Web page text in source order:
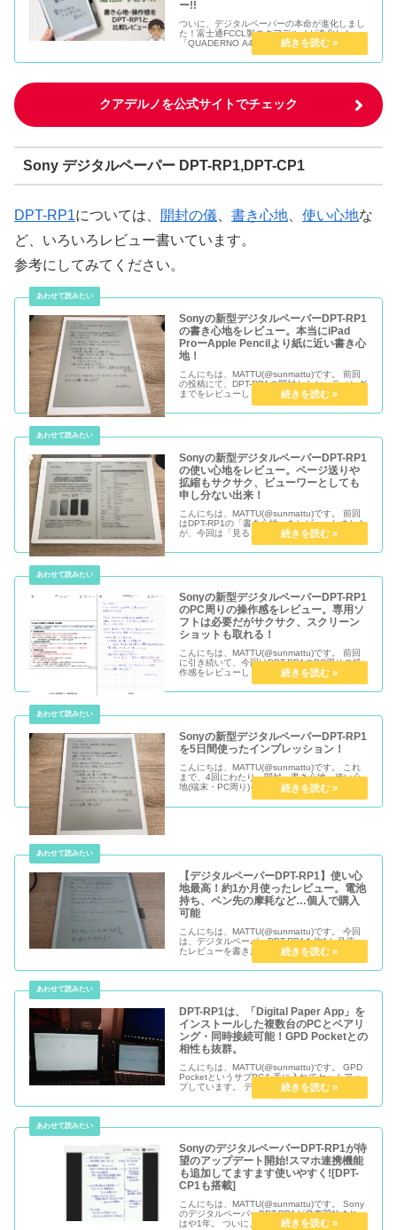
ー!!
ついに、デジタルペーパーの本命が進化しまし
た！富士通FCCL製のクアデルノが進化した
「QUADERNO A4/A5(第2世代)」を発売開始し
ました。 以前、ソニーのデジタルペーパー
「DPT-RP1」(A4判)をレビューしましたが、ビ
クアデルノを公式サイトでチェック
Sony デジタルペーパー DPT-RP1,DPT-CP1
DPT-RP1については、 開封の儀 書き心地 使い心地な
ど、いろいろレビュー書いています。
参考にしてみてください。
Sonyの新型デジタルペーパーDPT-RP1
の書き心地をレビュー。本当にiPad
ProーApple Pencilより紙に近い書き心
地！
こんにちは、MATTU(@sunmattu)です。 前回
の投稿にて、DPT-RP1の開封からセッティング
までをレビューしました。 今回は、書き心地を
中心にレビューしていきたいと思います。
Sonyの新型デジタルペーパーDPT-RP1
の使い心地をレビュー。ページ送りや
拡縮もサクサク、ビューワーとしても
申し分ない出来！
こんにちは、MATTU(@sunmattu)です。 前回
はDPT-RP1の「書き心地」をレビューしました
が、今回は「見る」を焦点に、使い心地をレビ
ューしていきたいと思います。 モノクロ画面、
というデメリットはありますが、それさえ除け
Sonyの新型デジタルペーパーDPT-RP1
のPC周りの操作感をレビュー。専用ソ
フトは必要だがサクサク、スクリーン
ショットも取れる！
こんにちは、MATTU(@sunmattu)です。 前回
に引き続いて、今回はDPT-RP1のPC周りの操
作感をレビューします。 PCをつなげば、結構
柔軟にセットアップできるので便利です。
Sonyの新型デジタルペーパーDPT-RP1
を5日間使ったインプレッション！
こんにちは、MATTU(@sunmattu)です。 これ
まで、4回にわたり、開封・書き心地・使い心
地(端末・PC周り)をレビューしてきました。 今
回は、細かいところや、触れ忘れていたところ
を含め、ファーストインプレッションのまとめ
【デジタルペーパーDPT-RP1】使い心
地最高！約1か月使ったレビュー。電池
持ち、ペン先の摩耗など…個人で購入
可能
こんにちは、MATTU(@sunmattu)です。 今回
は、デジタルペーパーDPT-RP1を約1か月使っ
たレビューを書きたいと思います。 長期間使っ
てきて、感じたことをつらつら書きます。
DPT-RP1は、「Digital Paper App」を
インストールした複数台のPCとペアリ
ング・同時接続可能！GPD Pocketとの
相性も抜群。
こんにちは、MATTU(@sunmattu)です。 GPD
PocketというサブPCを手に入れてセットアッ
プしています。 デジタルペーパーDPT-RP1と
サブPCであるGPD Pocketをペアリングした
ら、メインPCとの接続は切れるのか...
SonyのデジタルペーパーDPT-RP1が待
望のアップデート開始!スマホ連携機能
も追加してますます使いやすく![DPT-
CP1も搭載]
こんにちは、MATTU(@sunmattu)です。 Sony
のデジタルペーパーDPT-RP1が発売開始され、
はや1年。 ついに、待望のアップデートが開始